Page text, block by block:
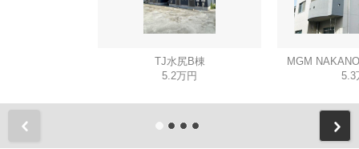
TJ水尻B棟
5.2万円
MGM
5.3